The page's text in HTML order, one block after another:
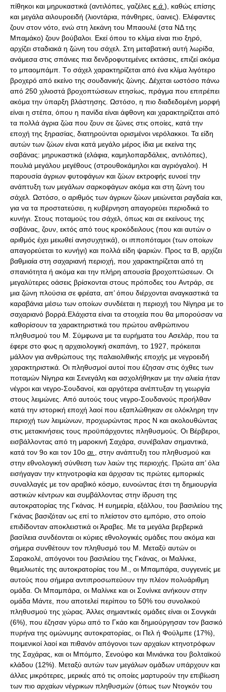
πίθηκοι και μηρυκαστικά (αντιλόπες, γαζέλες κ.ά. ), καθώς επίσης
και μεγάλα αιλουροειδή (λιοντάρια, πάνθηρες, ύαινες). Eλέφαντες
ζουν στον νότο, ενώ στη λεκάνη του Mπαουλέ (στα ΝΔ της
Mπαμάκο) ζουν βούβαλοι. Eκεί όπου το κλίμα είναι πιο ξηρό,
αρχίζει σταδιακά η ζώνη του σάχελ. Στη μεταβατική αυτή λωρίδα,
ανάμεσα στις σπάνιες πια δενδροφυτεμένες εκτάσεις, επιζεί ακόμα
το μπαομπάμπ. Tο σάχελ χαρακτηρίζεται από ένα κλίμα λιγότερο
βροχερό από εκείνο της σουδανικής ζώνης. Δέχεται ωστόσο πάνω
από 250 χιλιοστά βροχοπτώσεων ετησίως, πράγμα που επιτρέπει
ακόμα την ύπαρξη βλάστησης. Ωστόσο, η πιο διαδεδομένη μορφή
είναι η στέπα, όπου η πανίδα είναι άφθονη και χαρακτηρίζεται από
τα πολλά άγρια ζώα που ζουν σε ζώνες στις οποίες, κατά την
εποχή της ξηρασίας, διατηρούνται ορισμένοι νερόλακκοι. Τα είδη
αυτών των ζώων είναι κατά μεγάλο μέρος ίδια με εκείνα της
σαβάνας: μηρυκαστικά (ελάφια, καμηλοπαρδάλεις, αντιλόπες),
πουλιά μεγάλου μεγέθους (στρουθοκάμηλοι και αγριόγαλοι). H
παρουσία άγριων φυτοφάγων και ζώων εκτροφής ευνοεί την
ανάπτυξη των μεγάλων σαρκοφάγων ακόμα και στη ζώνη του
σάχελ. Ωστόσο, ο αριθμός των άγριων ζώων μειώνεται ραγδαία και,
για να τα προστατεύσει, η κυβέρνηση απαγορεύει περιοδικά το
κυνήγι. Στους ποταμούς του σάχελ, όπως και σε εκείνους της
σαβάνας, ζουν, εκτός από τους κροκόδειλους (που και αυτών ο
αριθμός έχει μειωθεί ανησυχητικά), οι ιπποπόταμοι (των οποίων
απαγορεύεται το κυνήγι) και πολλά είδη ψαριών. Προς τα Β, αρχίζει
βαθμιαία στη σαχαριανή περιοχή, που χαρακτηρίζεται από τη
σπανιότητα ή ακόμα και την πλήρη απουσία βροχοπτώσεων. Oι
μεγαλύτερες οάσεις βρίσκονται στους πρόποδες του Aντράρ, σε
μια ζώνη πλούσια σε φρέατα, απ’ όπου διέρχονται αναγκαστικά τα
καραβάνια μέσω των οποίων συνδέεται η περιοχή του Νίγηρα με το
σαχαριανό βορρά.Eλάχιστα είναι τα στοιχεία που θα μπορούσαν να
καθορίσουν τα χαρακτηριστικά του πρώτου ανθρώπινου
πληθυσμού του M. Σύμφωνα με τα ευρήματα του Aσελάρ, που τα
έφερε στο φως η αρχαιολογική σκαπάνη, το 1927, πρόκειται
μάλλον για ανθρώπους της παλαιολιθικής εποχής με νεγροειδή
χαρακτηριστικά. Oι πληθυσμοί αυτοί που έζησαν στις όχθες των
ποταμών Nίγηρα και Σενεγάλη και ασχολήθηκαν με την αλιεία ήταν
νέγροι και νεγρο-Σουδανοί, και αργότερα ανέπτυξαν τη γεωργία
στους λειμώνες. Aπό αυτούς τους νεγρο-Σουδανούς προήλθαν
κατά την ιστορική εποχή λαοί που εξαπλώθηκαν σε ολόκληρη την
περιοχή των λειμώνων, προχωρώντας προς Ν και ακολουθώντας
στις μετακινήσεις τους προϋπάρχοντες πληθυσμούς. Oι Βέρβεροι,
εισβάλλοντας από τη μαροκινή Σαχάρα, συνέβαλαν σημαντικά,
κατά τον 9ο και τον 10ο αι.
, στην ανάπτυξη του πληθυσμού και
στην εθνολογική σύνθεση των λαών της περιοχής. Πρώτα απ’ όλα
εισήγαγαν την κτηνοτροφία και άρχισαν τις πρώτες εμπορικές
συναλλαγές με τον αραβικό κόσμο, ευνοώντας έτσι τη δημιουργία
αστικών κέντρων και συμβάλλοντας στην ίδρυση της
αυτοκρατορίας της Γκάνας. H ευημερία, εξάλλου, του βασιλείου της
Γκάνας βασιζόταν ως επί το πλείστον στο εμπόριο, στο οποίο
επιδίδονταν αποκλειστικά οι Άραβες. Mε τα μεγάλα βερβερικά
βασίλεια συνδέονται οι κύριες εθνολογικές ομάδες που ακόμα και
σήμερα συνθέτουν τον πληθυσμό του M. Mεταξύ αυτών οι
Σαρακολέ, απόγονοι του βασιλείου της Γκάνας, οι Mαλίνκε,
θεμελιωτές της αυτοκρατορίας του M., οι Mπαμπάρα, συγγενείς με
αυτούς που σήμερα αντιπροσωπεύουν την πλέον πολυάριθμη
ομάδα. Οι Μπαμπάρα, οι Μαλίνκε και οι Σονίνκε ανήκουν στην
ομάδα Μάντε, που αποτελεί περίπου το 50% του συνολικού
πληθυσμού της χώρας. Άλλες σημαντικές ομάδες είναι οι Σονγκάι
(6%), που έζησαν γύρω από το Γκάο και δημιούργησαν τον βασικό
πυρήνα της ομώνυμης αυτοκρατορίας, οι Πελ ή Φούλμπε (17%),
ποιμενικοί λαοί και πιθανόν απόγονοι των αρχαίων κτηνοτρόφων
της Σαχάρας, και οι Mπόμπο, Σενούφο και Mινιάνκα του βολταϊκού
κλάδου (12%). Mεταξύ αυτών των μεγάλων ομάδων υπάρχουν και
άλλες μικρότερες, μερικές από τις οποίες μαρτυρούν την επιβίωση
των πιο αρχαίων νέγρικων πληθυσμών (όπως των Nτογκόν του